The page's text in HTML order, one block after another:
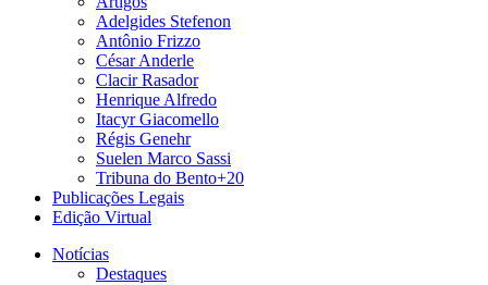
Adelgides Stefenon
Antônio Frizzo
César Anderle
Clacir Rasador
Henrique Alfredo
Itacyr Giacomello
Régis Genehr
Suelen Marco Sassi
Tribuna do Bento+20
Publicações Legais
Edição Virtual
Notícias
Destaques